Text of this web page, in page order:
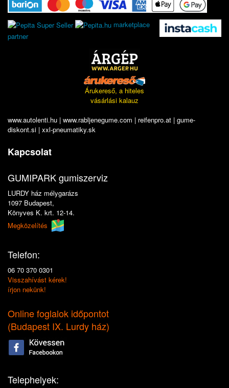
marketplace
partner
Árukereső, a hiteles
vásárlási kalauz
www.autolenti.hu | www.rabljenegume.com | reifenpro.at | gume-
diskont.si | xxl-pneumatiky.sk
Kapcsolat
GUMIPARK gumiszerviz
LURDY ház mélygarázs
1097 Budapest,
Könyves K. krt. 12-14.
Megközelítés
Telefon:
06 70 370 0301
Visszahívást kérek!
írjon nekünk!
Online foglalok időpontot
(Budapest IX. Lurdy ház)
Telephelyek: